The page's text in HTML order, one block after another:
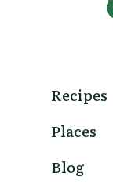
Recipes
Places
Blog